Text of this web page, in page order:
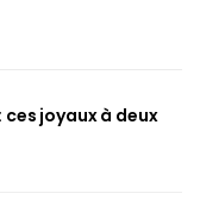
joyaux à deux